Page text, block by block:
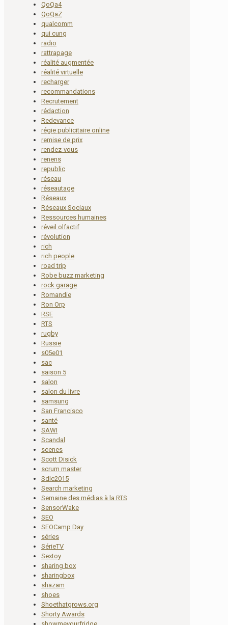
QoQa4
QoQaZ
qualcomm
qui cung
radio
rattrapage
réalité augmentée
réalité virtuelle
recharger
recommandations
Recrutement
rédaction
Redevance
régie publicitaire online
remise de prix
rendez-vous
renens
republic
réseau
réseautage
Réseaux
Réseaux Sociaux
Ressources humaines
réveil olfactif
révolution
rich
rich people
road trip
Robe buzz marketing
rock garage
Romandie
Ron Orp
RSE
RTS
rugby
Russie
s05e01
sac
saison 5
salon
salon du livre
samsung
San Francisco
santé
SAWI
Scandal
scenes
Scott Disick
scrum master
Sdlc2015
Search marketing
Semaine des médias à la RTS
SensorWake
SEO
SEOCamp Day
séries
SérieTV
Sextoy
sharing box
sharingbox
shazam
shoes
Shoethatgrows.org
Shorty Awards